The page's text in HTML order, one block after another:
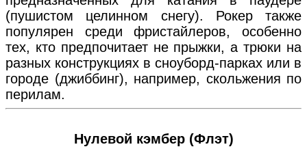
(пушистом целинном снегу). Рокер также
популярен среди фристайлеров, особенно
тех, кто предпочитает не прыжки, а трюки на
разных конструкциях в сноуборд-парках или в
городе (джиббинг), например, скольжения по
перилам.
Нулевой кэмбер (Флэт)